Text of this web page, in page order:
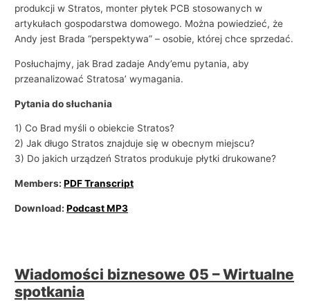
produkcji w Stratos, monter płytek PCB stosowanych w
artykułach gospodarstwa domowego. Można powiedzieć, że
Andy jest Brada “perspektywa” – osobie, której chce sprzedać.
Posłuchajmy, jak Brad zadaje Andy’emu pytania, aby
przeanalizować Stratosa’ wymagania.
Pytania do słuchania
1) Co Brad myśli o obiekcie Stratos?
2) Jak długo Stratos znajduje się w obecnym miejscu?
3) Do jakich urządzeń Stratos produkuje płytki drukowane?
Members:PDF Transcript
Download:Podcast MP3
Wiadomości biznesowe 05 – Wirtualne
spotkania